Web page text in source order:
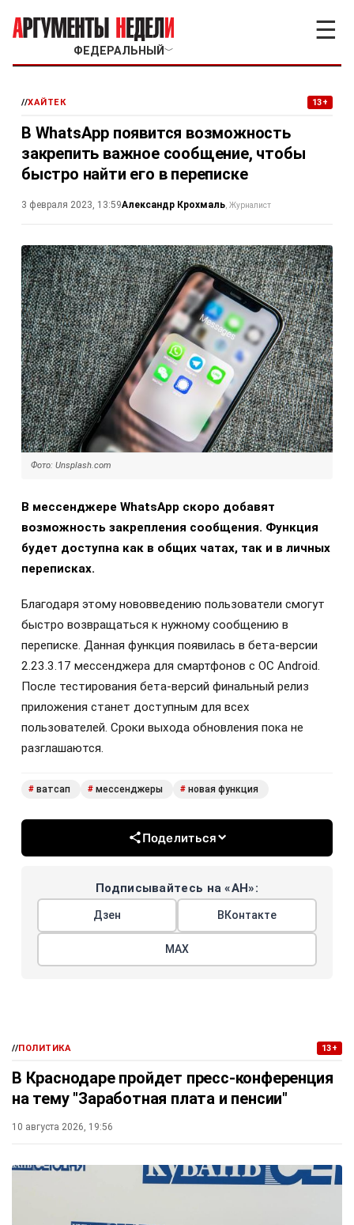
ФЕДЕРАЛЬНЫЙ ﹀
☰
//ХАЙТЕК 13+
В WhatsApp появится возможность
закрепить важное сообщение, чтобы
быстро найти его в переписке
3 февраля 2023, 13:59Александр Крохмаль Журналист
Фото: Unsplash.com
В мессенджере WhatsApp скоро добавят
возможность закрепления сообщения. Функция
будет доступна как в общих чатах, так и в личных
переписках.
Благодаря этому нововведению пользователи смогут
быстро возвращаться к нужному сообщению в
переписке. Данная функция появилась в бета-версии
2.23.3.17 мессенджера для смартфонов с ОС Android.
После тестирования бета-версий финальный релиз
приложения станет доступным для всех
пользователей. Сроки выхода обновления пока не
разглашаются.
# ватсап # мессенджеры # новая функция
Поделиться
Подписывайтесь на «АН»:
Дзен ВКонтакте
МАХ
//ПОЛИТИКА 13+
В Краснодаре пройдет пресс-конференция
на тему "Заработная плата и пенсии"
10 августа 2026, 19:56